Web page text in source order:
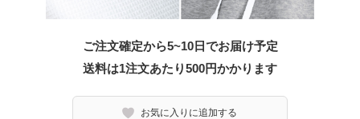
ご注文確定から5~10日でお届け予定
送料は1注文あたり500円かかります
お気に入りに追加する